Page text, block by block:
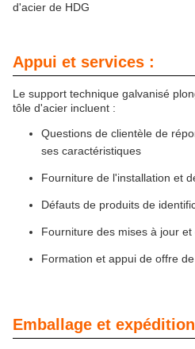
d'acier de HDG
Appui et services :
Le support technique galvanisé
tôle d'acier incluent :
Questions de clientèle de
ses caractéristiques
Fourniture de l'installation et
Défauts de produits de
Fourniture des mises à jour
Formation et appui de offre
Emballage et